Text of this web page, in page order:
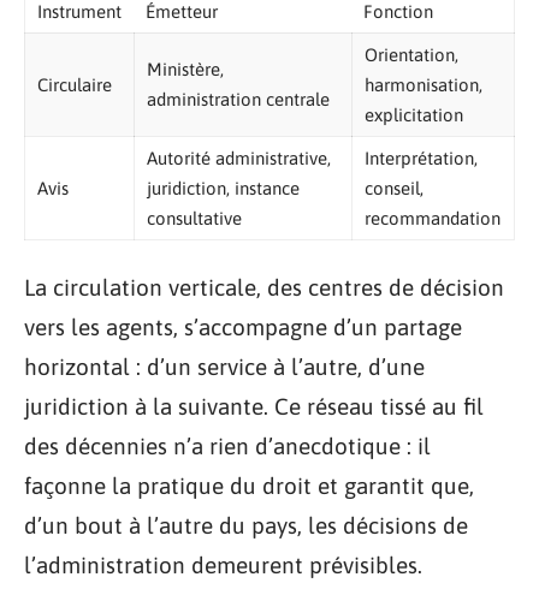
Instrument Émetteur Fonction
Circulaire
Ministère,
administration centrale
Orientation,
harmonisation,
explicitation
Avis
Autorité administrative,
juridiction, instance
consultative
Interprétation,
conseil,
recommandation
La circulation verticale, des centres de décision
vers les agents, s’accompagne d’un partage
horizontal : d’un service à l’autre, d’une
juridiction à la suivante. Ce réseau tissé au fil
des décennies n’a rien d’anecdotique : il
façonne la pratique du droit et garantit que,
d’un bout à l’autre du pays, les décisions de
l’administration demeurent prévisibles.